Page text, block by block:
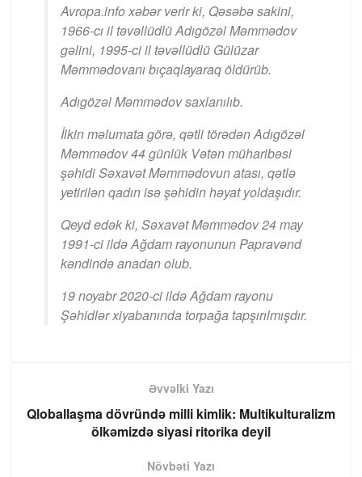
Avropa.info xəbər verir ki, Qəsəbə sakini,
1966-cı il təvəllüdlü Adıgözəl Məmmədov
gəlini, 1995-ci il təvəllüdlü Gülüzar
Məmmədovanı bıçaqlayaraq öldürüb.
Adıgözəl Məmmədov saxlanılıb.
İlkin məlumata görə, qətli törədən Adıgözəl
Məmmədov 44 günlük Vətən müharibəsi
şəhidi Səxavət Məmmədovun atası, qətlə
yetirilən qadın isə şəhidin həyat yoldaşıdır.
Qeyd edək ki, Səxavət Məmmədov 24 may
1991-ci ildə Ağdam rayonunun Papravənd
kəndində anadan olub.
19 noyabr 2020-ci ildə Ağdam rayonu
Şəhidlər xiyabanında torpağa tapşırılmışdır.
Əvvəlki Yazı
Qloballaşma dövründə milli kimlik: Multikulturalizm
ölkəmizdə siyasi ritorika deyil
Növbəti Yazı